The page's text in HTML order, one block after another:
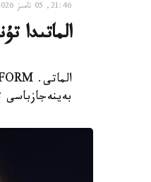
21:46, 05 تامىز 2026
الماتىدا
بەينەجازباسى